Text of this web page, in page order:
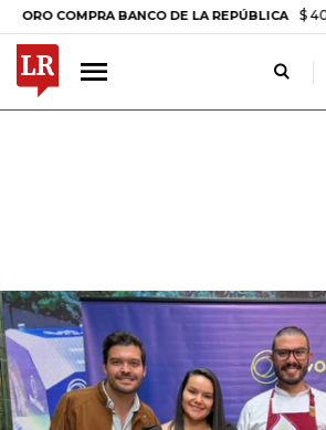
BANCO DE LA REPÚBLICA $ 408.498,97